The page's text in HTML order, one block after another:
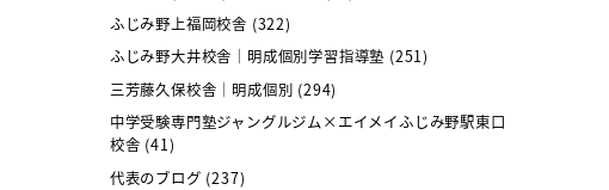
ふじみ野上福岡校舎 (322)
ふじみ野大井校舎｜明成個別学習指導塾 (251)
三芳藤久保校舎｜明成個別 (294)
中学受験専門塾ジャングルジム×エイメイふじみ野駅東口
校舎 (41)
代表のブログ (237)